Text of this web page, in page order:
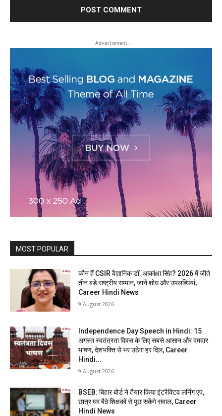
- Advertisment -
MOST POPULAR
कौन हैं CSIR वैज्ञानिक डॉ. आकांक्षा सिंह? 2026 में जीते
तीन बड़े राष्ट्रीय सम्मान, जानें शोध और उपलब्धियां,
Career Hindi News
9 August 2026
Independence Day Speech in Hindi: 15
अगस्त स्वतंत्रता दिवस के लिए सबसे आसान और दमदार
भाषण, देशभक्ति से भर उठेगा हर दिल, Career
Hindi...
9 August 2026
BSEB: बिहार बोर्ड ने तैयार किया इंटरैक्टिव लर्निंग एप,
छात्र घर बैठे शिक्षकों से पूछ सकेंगे सवाल, Career
Hindi News